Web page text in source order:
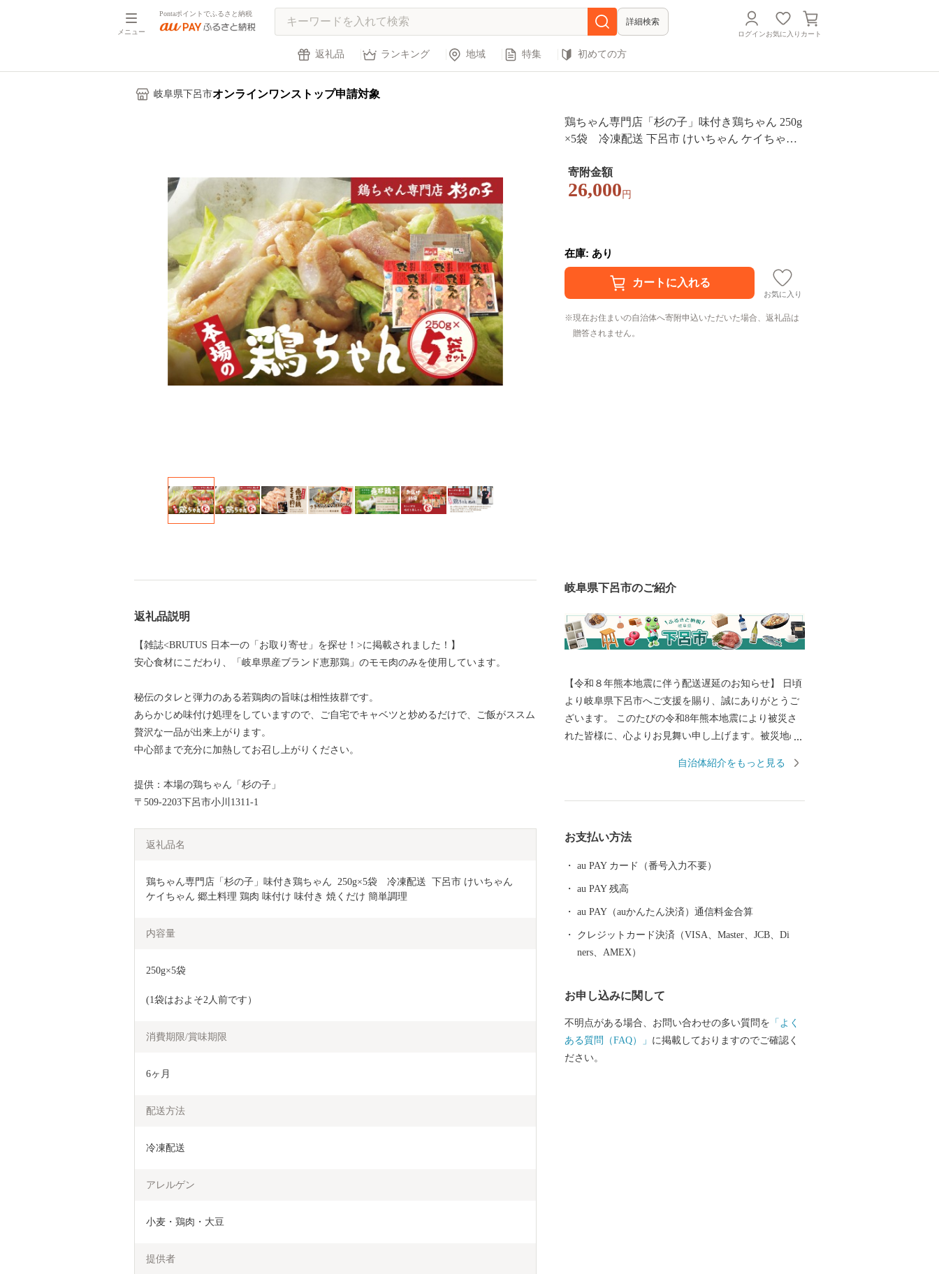
メニュー
Pontaポイントでふるさと納税
詳細検索
ログインお気に入り カート
返礼品 ランキング 地域 特集 初めての方
岐阜県下呂市オンラインワンストップ申請対象
鶏ちゃん専門店「杉の子」味付き鶏ちゃん 250g
×5袋 冷凍配送 下呂市 けいちゃん ケイちゃん
寄附金額
26,000 円
在庫: あり
お気に入り
現在お住まいの自治体へ寄附申込いただいた場合、返礼品は
贈答されません。
返礼品説明
【雑誌<BRUTUS 日本一の「お取り寄せ」を探せ！>に掲載されました！】
安心食材にこだわり、「岐阜県産ブランド恵那鶏」のモモ肉のみを使用しています。
秘伝のタレと弾力のある若鶏肉の旨味は相性抜群です。
あらかじめ味付け処理をしていますので、ご自宅でキャベツと炒めるだけで、ご飯がススム
贅沢な一品が出来上がります。
中心部まで充分に加熱してお召し上がりください。
提供：本場の鶏ちゃん「杉の子」
〒509-2203下呂市小川1311-1
返礼品名
鶏ちゃん専門店「杉の子」味付き鶏ちゃん  250g×5袋　冷凍配送  下呂市 けいちゃん
ケイちゃん 郷土料理 鶏肉 味付け 味付き 焼くだけ 簡単調理
内容量
250g×5袋
(1袋はおよそ2人前です）
消費期限/賞味期限
6ヶ月
配送方法
冷凍配送
アレルゲン
小麦・鶏肉・大豆
提供者
岐阜県下呂市のご紹介
【令和８年熊本地震に伴う配送遅延のお知らせ】 日頃
より岐阜県下呂市へご支援を賜り、誠にありがとうご
ざいます。 このたびの令和8年熊本地震により被災さ
れた皆様に、心よりお見舞い申し上げます。被災地の
すことを心よりお祈り申し上げます。 現在、地震の影
す。 最新の配送状況につきましては、各配送会社の公
おかけいたしますが、何卒ご理解とご了承を賜ります
ようお願い申し上げます。 ----------------------------------
嶽山をはじめ一千メートルを越える急峻な山々がそび
自治体紹介をもっと見る
お支払い方法
au PAY カード（番号入力不要）
au PAY 残高
au PAY（auかんたん決済）通信料金合算
クレジットカード決済（VISA、Master、JCB、Di
ners、AMEX）
お申し込みに関して
不明点がある場合、お問い合わせの多い質問を 「よく
ある質問（FAQ）」 に掲載しておりますのでご確認く
ださい。